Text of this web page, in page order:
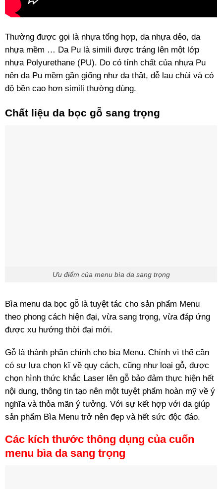
Thường được gọi là nhựa tổng hợp, da nhựa dẻo, da
nhựa mềm … Da Pu là simili được tráng lên một lớp
nhựa Polyurethane (PU). Do có tính chất của nhựa Pu
nên da Pu mềm gần giống như da thật, dễ lau chùi và có
độ bền cao hơn simili thường dùng.
Chất liệu da bọc gỗ sang trọng
Ưu điểm của menu bìa da sang trọng
Bìa menu da bọc gỗ là tuyệt tác cho sản phẩm Menu
theo phong cách hiện đại, vừa sang trọng, vừa đáp ứng
được xu hướng thời đại mới.
Gỗ là thành phần chính cho bìa Menu. Chính vì thế cần
có sự lựa chọn kĩ về quy cách, cũng như loại gỗ, được
chọn hình thức khắc Laser lên gỗ bảo đảm thực hiện hết
nội dung, thông tin tạo nên một tuyệt phẩm hoàn mỹ về ý
nghĩa và thỏa mãn ý tưởng. Với sự kết hợp với da giúp
sản phẩm Bìa Menu trở nên đẹp và hết sức độc đáo.
Các kích thước thông dụng của cuốn
menu bìa da sang trọng